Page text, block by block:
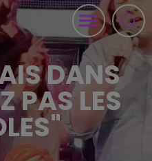
DANS
PAS LES